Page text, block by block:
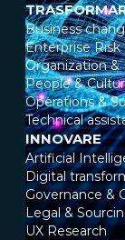
Business
Enterprise
Organization &
People &
Operations &
Technical
INNOVARE
Artificial
Digital
Governance &
Legal &
UX Research